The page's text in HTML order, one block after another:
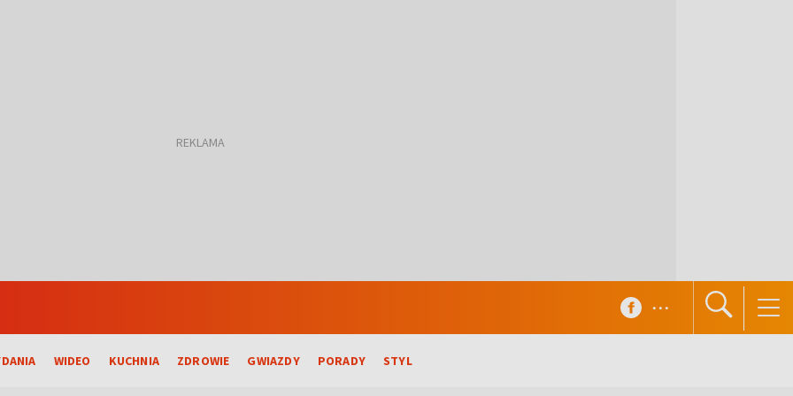
WIDEO KUCHNIA ZDROWIE GWIAZDY PORADY STYL
...